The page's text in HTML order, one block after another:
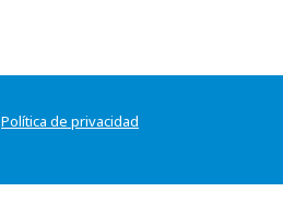
Política de privacidad